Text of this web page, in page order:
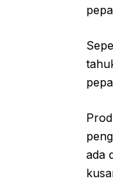
ada